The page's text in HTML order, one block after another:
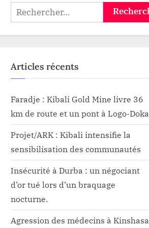
Rechercher :
Articles récents
Faradje : Kibali Gold Mine livre 36
km de route et un pont à Logo-Doka
Projet/ARK : Kibali intensifie la
sensibilisation des communautés
Insécurité à Durba : un négociant
d’or tué lors d’un braquage
nocturne.
Agression des médecins à Kinshasa